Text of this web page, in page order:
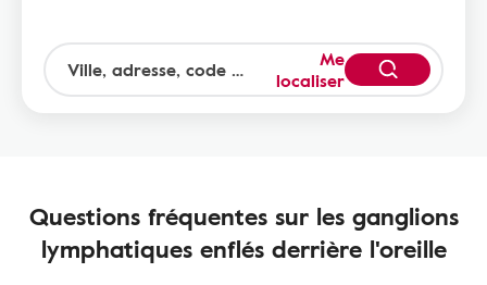
Me
localiser
Questions fréquentes sur les ganglions
lymphatiques enflés derrière l'oreille